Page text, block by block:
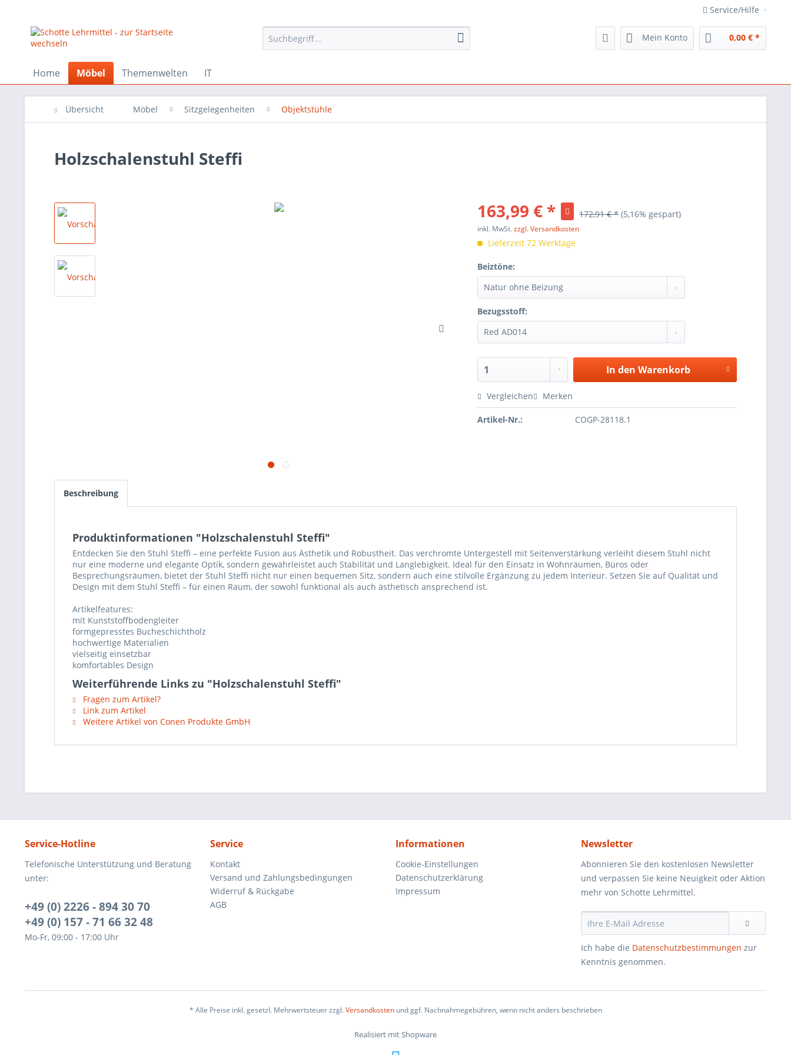
Service/Hilfe
Mein Konto 0,00 € *
Home Möbel Themenwelten IT
Übersicht Möbel Sitzgelegenheiten Objektstühle
Holzschalenstuhl Steffi
163,99 € * 172,91 € * (5,16% gespart)
inkl. MwSt.zzgl. Versandkosten
Lieferzeit 72 Werktage
Beiztöne:
Bezugsstoff:
In den Warenkorb
Vergleichen Merken
Artikel-Nr.: COGP-28118.1
Beschreibung
Produktinformationen "Holzschalenstuhl Steffi"
Entdecken Sie den Stuhl Steffi – eine perfekte Fusion aus Ästhetik und Robustheit. Das verchromte Untergestell mit Seitenverstärkung verleiht diesem Stuhl nicht
nur eine moderne und elegante Optik, sondern gewährleistet auch Stabilität und Langlebigkeit. Ideal für den Einsatz in Wohnräumen, Büros oder
Besprechungsräumen, bietet der Stuhl Steffi nicht nur einen bequemen Sitz, sondern auch eine stilvolle Ergänzung zu jedem Interieur. Setzen Sie auf Qualität und
Design mit dem Stuhl Steffi – für einen Raum, der sowohl funktional als auch ästhetisch ansprechend ist.
Artikelfeatures:
mit Kunststoffbodengleiter
formgepresstes Bucheschichtholz
hochwertige Materialien
vielseitig einsetzbar
komfortables Design
Weiterführende Links zu "Holzschalenstuhl Steffi"
Fragen zum Artikel?
Link zum Artikel
Weitere Artikel von Conen Produkte GmbH
Service-Hotline
Telefonische Unterstützung und Beratung
unter:
+49 (0) 2226 - 894 30 70
+49 (0) 157 - 71 66 32 48
Mo-Fr, 09:00 - 17:00 Uhr
Service
Kontakt
Versand und Zahlungsbedingungen
Widerruf & Rückgabe
AGB
Informationen
Cookie-Einstellungen
Datenschutzerklärung
Impressum
Newsletter
Abonnieren Sie den kostenlosen Newsletter
und verpassen Sie keine Neuigkeit oder Aktion
mehr von Schotte Lehrmittel.
Ich habe die Datenschutzbestimmungen zur
Kenntnis genommen.
* Alle Preise inkl. gesetzl. Mehrwertsteuer zzgl.Versandkostenund ggf. Nachnahmegebühren, wenn nicht anders beschrieben
Realisiert mit Shopware